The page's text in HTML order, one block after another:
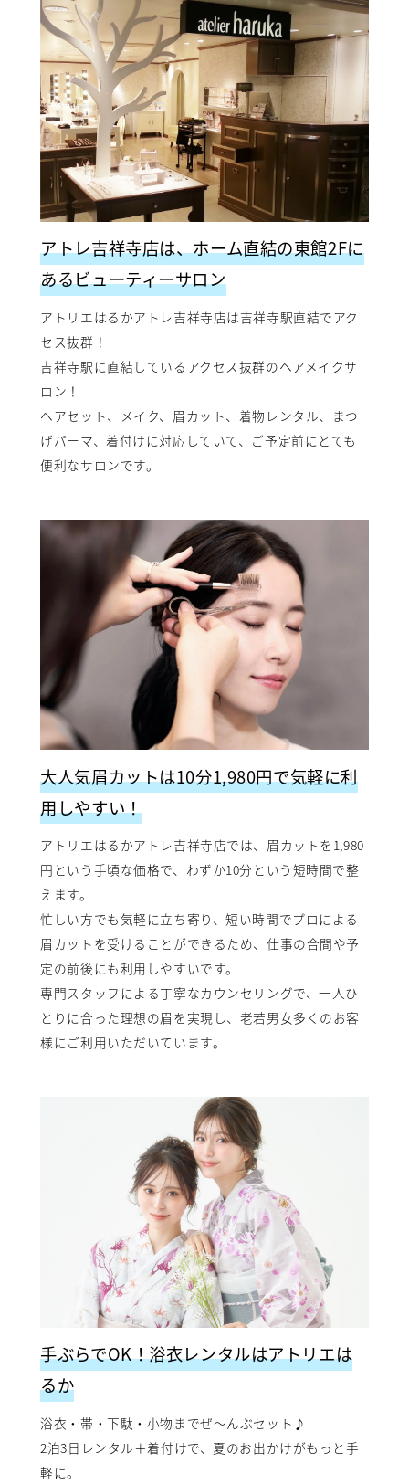
アトレ吉祥寺店は、ホーム直結の東館2Fに
あるビューティーサロン
アトリエはるかアトレ吉祥寺店は吉祥寺駅直結でアク
セス抜群！
吉祥寺駅に直結しているアクセス抜群のヘアメイクサ
ロン！
ヘアセット、メイク、眉カット、着物レンタル、まつ
げパーマ、着付けに対応していて、ご予定前にとても
便利なサロンです。
大人気眉カットは10分1,980円で気軽に利
用しやすい！
アトリエはるかアトレ吉祥寺店では、眉カットを1,980
円という手頃な価格で、わずか10分という短時間で整
えます。
忙しい方でも気軽に立ち寄り、短い時間でプロによる
眉カットを受けることができるため、仕事の合間や予
定の前後にも利用しやすいです。
専門スタッフによる丁寧なカウンセリングで、一人ひ
とりに合った理想の眉を実現し、老若男女多くのお客
様にご利用いただいています。
手ぶらでOK！浴衣レンタルはアトリエは
るか
浴衣・帯・下駄・小物までぜ〜んぶセット♪
2泊3日レンタル＋着付けで、夏のお出かけがもっと手
軽に。